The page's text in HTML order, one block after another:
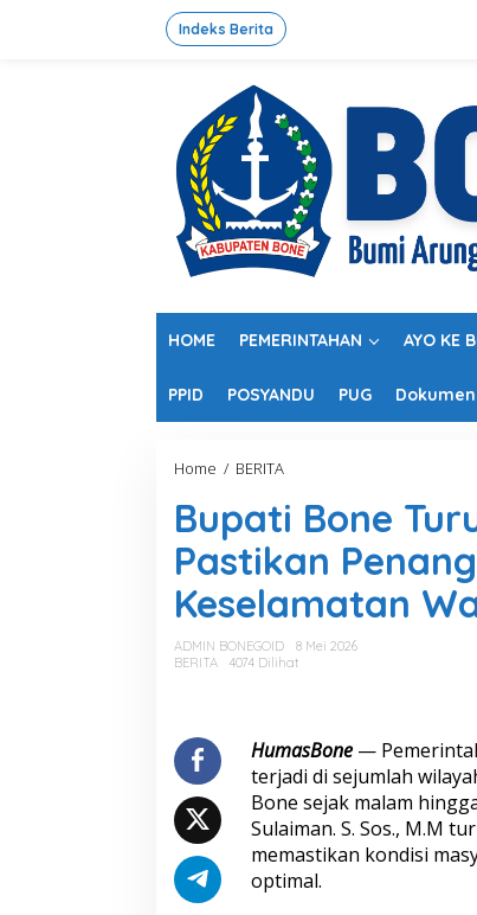
Indeks Berita
HOME PEMERINTAHAN AYO KE
PPID POSYANDU PUG Dokumen
Home / BERITA
p
a
t
i
B
o
e
u
L
a
n
g
s
u
Bupati Bone
Pastikan
Keselamatan
ADMIN BONEGOID
8 Mei 2026
BERITA
4074 Dilihat
HumasBone —
terjadi di sejumlah
Bone sejak malam
Sulaiman. S. Sos., M.M
memastikan kondisi
optimal.